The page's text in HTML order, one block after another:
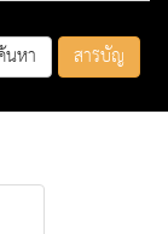
นหา สารบัญ